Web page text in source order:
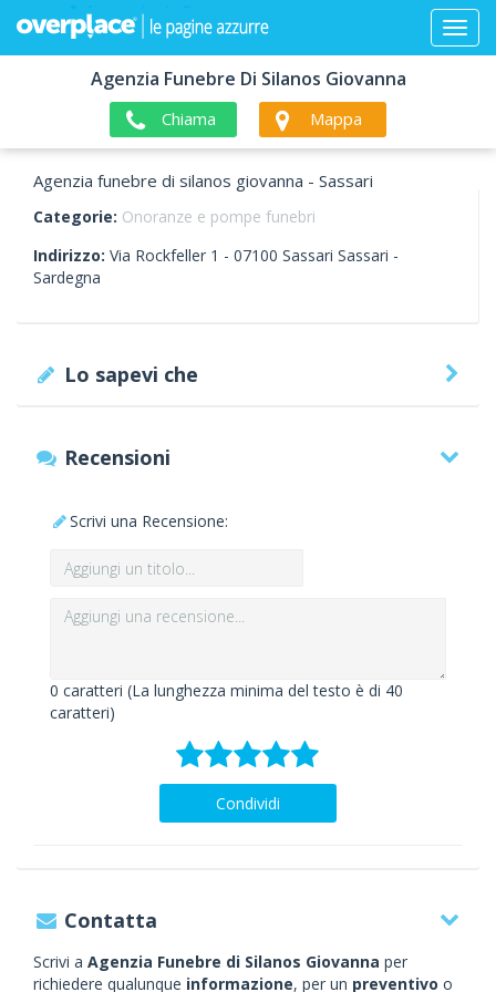
Agenzia Funebre Di Silanos Giovanna
Chiama Mappa
Agenzia funebre di silanos giovanna - Sassari
Categorie: Onoranze e pompe funebri
Indirizzo: Via Rockfeller 1 - 07100 Sassari Sassari -
Sardegna
Lo sapevi che
Recensioni
Scrivi una Recensione:
0 caratteri (La lunghezza minima del testo è di 40
caratteri)
Condividi
Contatta
Scrivi a Agenzia Funebre di Silanos Giovanna per
richiedere qualunque informazione, per un preventivo o